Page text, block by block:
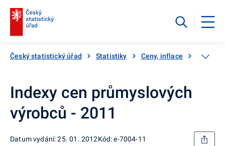
Český statistický úřad Statistiky Ceny, inflace Ceny
Indexy cen průmyslových
výrobců - 2011
Datum vydání: 25. 01. 2012Kód: e-7004-11